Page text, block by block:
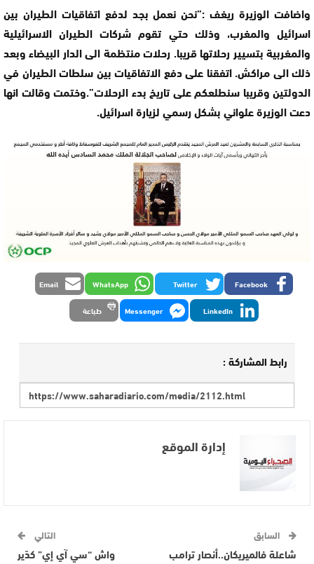
واضافت الوزيرة ريغف :”نحن نعمل بجد لدفع اتفاقيات الطيران بين
اسرائيل والمغرب، وذلك حتي تقوم شركات الطيران الاسرائيلية
والمغربية بتسيير رحلاتها قريبا. رحلات منتظمة الى الدار البيضاء وبعد
ذلك الى مراكش. اتفقنا على دفع الاتفاقيات بين سلطات الطيران في
الدولتين وقريبا سنطلعكم على تاريخ بدء الرحلات”.وختمت وقالت انها
دعت الوزيرة علواني بشكل رسمي لزيارة اسرائيل.
Facebook
Twitter
WhatsApp
Email
LinkedIn
Messenger طباعة
رابط المشاركة :
إدارة الموقع
السابق
شاعلة فالميريكان..أنصار ترامب
التالي
واش “سي آي إي” كدّير